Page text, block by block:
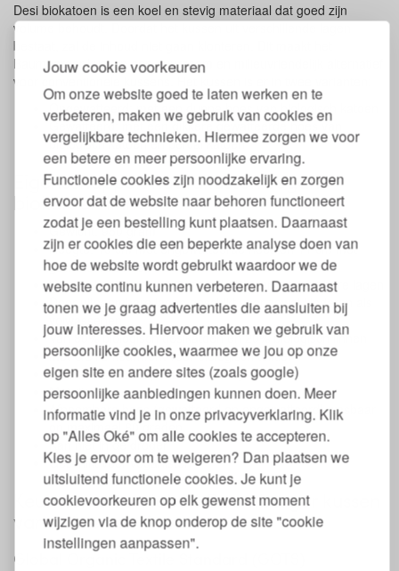
Jouw cookie voorkeuren
Om onze website goed te laten werken en te
verbeteren, maken we gebruik van cookies en
vergelijkbare technieken. Hiermee zorgen we voor
een betere en meer persoonlijke ervaring.
Functionele cookies zijn noodzakelijk en zorgen
ervoor dat de website naar behoren functioneert
zodat je een bestelling kunt plaatsen. Daarnaast
zijn er cookies die een beperkte analyse doen van
hoe de website wordt gebruikt waardoor we de
website continu kunnen verbeteren. Daarnaast
tonen we je graag advertenties die aansluiten bij
jouw interesses. Hiervoor maken we gebruik van
persoonlijke cookies, waarmee we jou op onze
eigen site en andere sites (zoals google)
persoonlijke aanbiedingen kunnen doen. Meer
informatie vind je in onze privacyverklaring. Klik
op "Alles Oké" om alle cookies te accepteren.
Kies je ervoor om te weigeren? Dan plaatsen we
uitsluitend functionele cookies. Je kunt je
cookievoorkeuren op elk gewenst moment
wijzigen via de knop onderop de site "cookie
instellingen aanpassen".
Desi biokatoen is een koel en stevig materiaal dat goed zijn
volume behoudt. Doordat het kussen uit verschillende lagen
bestaat, zal de inhoud niet gaan klonteren. Dit maakt het
Baumberger kussen een duurzaam en milieuvriendelijk alternatief
voor conventionele kussens. Het kussen is er in twee varianten:
Ongewatteerd: met een dunne hoes van biologisch katoen
Gewatteerd: met een dikkere gewatteerde hoes van
biologisch katoen en percal katoen
Eigenschappen hoofdkussen vegan
biokatoen linnen
Gewicht: 950 gram
Hoogte: 10 cm met ongewatteerde hoes en 11 cm met
gewatteerde hoes
Kussen bestaande uit 5 afzonderlijke en uitneembare lagen
Door uitneembare lagen geschikt voor zowel kinderen als
volwassenen
Van 80% biologisch desikatoen en 20% biologisch linnen
Met GOTS keurmerk voor biologisch textiel
Inhoud wasbaar op maximaal 30 graden
Met rits
Afneembare hoes (gewatteerd en ongewatteerd) wasbaar
op maximaal 60 graden
Kan niet in de droger
Geschikt voor veganisten
Keurmerken en labels Baumberger kussen
van katoen en linnen
Global Organic Textile Standard (GOTS)